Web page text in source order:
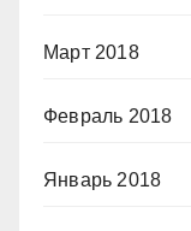
Март 2018
Февраль 2018
Январь 2018